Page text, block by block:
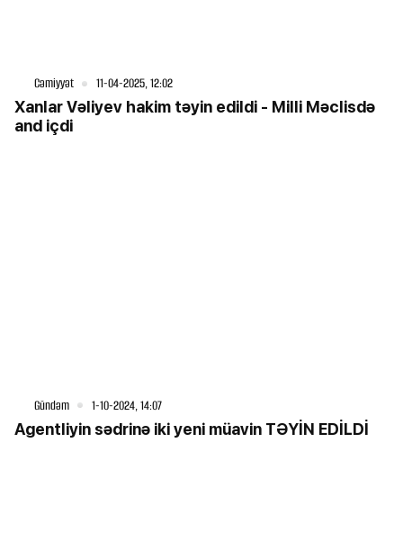
Cəmiyyət 11-04-2025, 12:02
Xanlar Vəliyev hakim təyin edildi - Milli Məclisdə
and içdi
Gündəm 1-10-2024, 14:07
Agentliyin sədrinə iki yeni müavin TƏYİN EDİLDİ